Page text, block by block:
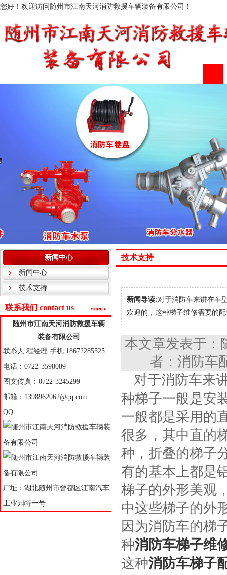
您好！欢迎访问随州市江南天河消防救援车辆装备有限公司！
新闻中心
新闻中心
技术支持
联系我们 contact us
随州市江南天河消防救援车辆
装备有限公司
联系人 程经理 手机 18672285525
电话：0722-3598089
图文传真：0722-3245299
邮箱：1398962062@qq.com
QQ:
厂址：湖北随州市曾都区江南汽车
工业园特一号
技术支持
新闻导读:对于消防车来讲在车
欢迎的，这种梯子维修需要的
本文章发表于
者：消防车
对于消防车来
种梯子一般是安
一般都是采用的
很多，其中直的
种，折叠的梯子
有的基本上都是
梯子的外形美观
中这些梯子的外
因为消防车的梯
种消防车梯子维
这种消防车梯子